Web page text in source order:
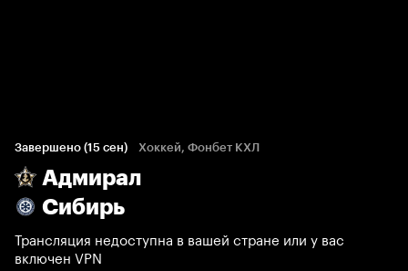
Завершено (15 сен) Хоккей, Фонбет КХЛ
Адмирал
Сибирь
Трансляция недоступна в вашей стране или у вас
включен VPN
46%